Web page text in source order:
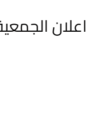
اعلان